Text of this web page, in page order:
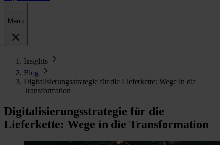
Menu
Insights
Blog
Digitalisierungsstrategie für die Lieferkette: Wege in die
Transformation
Digitalisierungsstrategie für die
Lieferkette: Wege in die Transformation